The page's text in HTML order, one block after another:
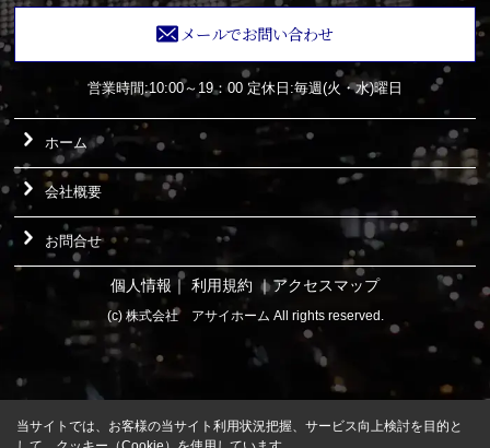
メールでお問い合わせ
営業時間:10:00～19：00 定休日:毎週(火・水)曜日
ホーム
会社概要
お問合せ
個人情報 ｜ 利用規約 ｜アクセスマップ
(c) 株式会社 アサイホーム All rights reserved.
当サイトでは、お客様の当サイト利用状況把握、サービス向上検討を目的と